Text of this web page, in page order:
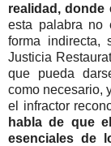
realidad,
esta palabra no
forma indirecta,
Justicia
que pueda
como necesario,
el infractor
habla de que
esenciales de